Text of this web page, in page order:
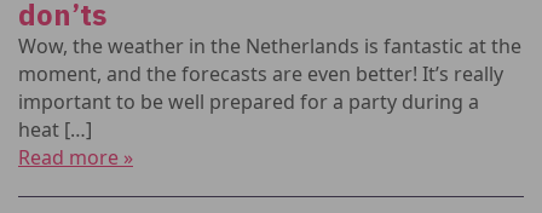
don’ts
Wow, the weather in the Netherlands is fantastic at the
moment, and the forecasts are even better! It’s really
important to be well prepared for a party during a
heat […]
Read more »